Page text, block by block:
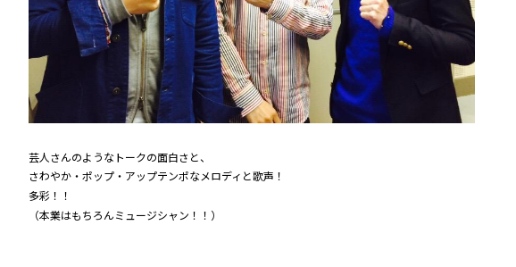
芸人さんのようなトークの面白さと、
さわやか・ポップ・アップテンポなメロディと歌声！
多彩！！
（本業はもちろんミュージシャン！！）